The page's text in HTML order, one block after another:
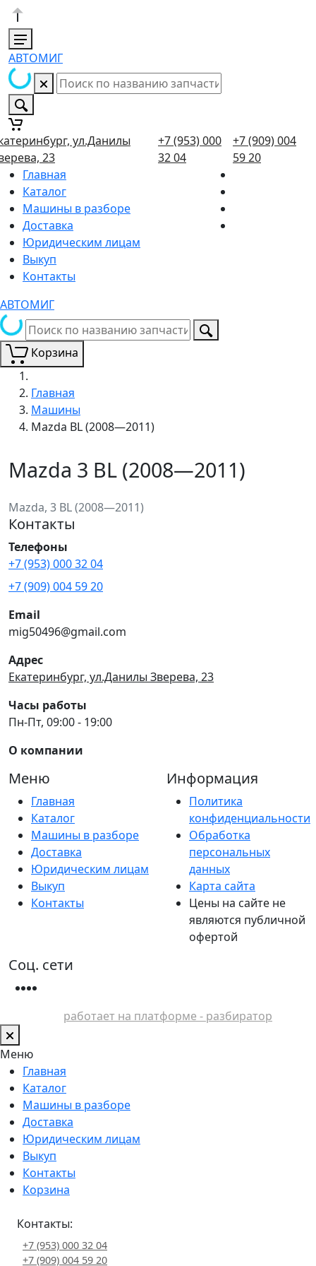
АВТОМИГ
ул.Данилы
23
+7 (953) 000
32 04
+7 (909) 004
59 20
Главная
Каталог
Машины в разборе
Доставка
Юридическим лицам
Выкуп
Контакты
АВТОМИГ
Корзина
Главная
Машины
Mazda BL (2008—2011)
Mazda 3 BL (2008—2011)
Mazda, 3 BL (2008—2011)
Контакты
Телефоны
+7 (953) 000 32 04
+7 (909) 004 59 20
Email
mig50496@gmail.com
Адрес
Екатеринбург, ул.Данилы Зверева, 23
Часы работы
Пн-Пт, 09:00 - 19:00
О компании
Меню
Главная
Каталог
Машины в разборе
Доставка
Юридическим лицам
Выкуп
Контакты
Информация
Политика
конфиденциальности
Обработка
персональных
данных
Карта сайта
Цены на сайте не
являются публичной
офертой
Соц. сети
работает на платформе - разбиратор
Меню
Главная
Каталог
Машины в разборе
Доставка
Юридическим лицам
Выкуп
Контакты
Корзина
Контакты:
+7 (953) 000 32 04
+7 (909) 004 59 20